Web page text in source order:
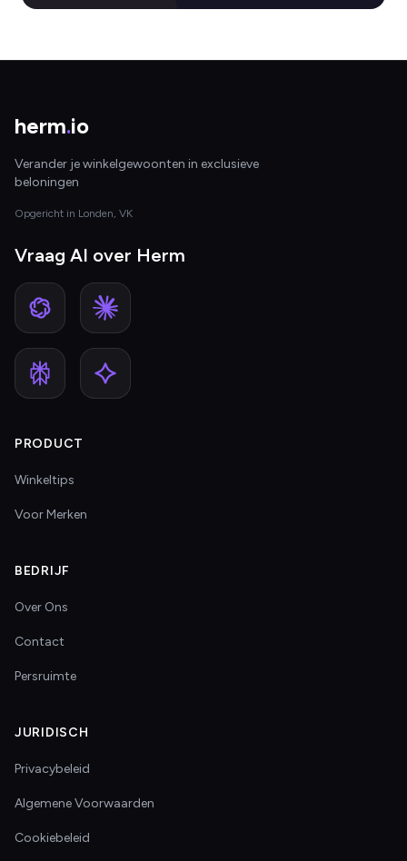
herm.io
Verander je winkelgewoonten in exclusieve
beloningen
Opgericht in Londen, VK
Vraag AI over Herm
PRODUCT
Winkeltips
Voor Merken
BEDRIJF
Over Ons
Contact
Persruimte
JURIDISCH
Privacybeleid
Algemene Voorwaarden
Cookiebeleid